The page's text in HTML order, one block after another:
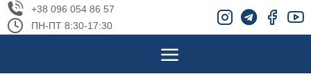
+38 096 054 86 57
ПН-ПТ 8:30-17:30